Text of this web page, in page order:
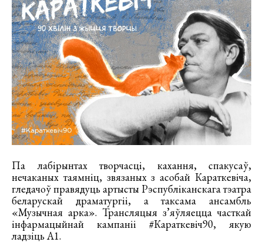
Па лабірынтах творчасці, кахання, спакусаў,
нечаканых таямніц, звязаных з асобай Караткевіча,
гледачоў правядуць артысты Рэспубліканскага тэатра
беларускай драматургіі, а таксама ансамбль
«Музычная арка». Трансляцыя з’яўляецца часткай
інфармацыйнай кампаніі #Караткевіч90, якую
ладзіць А1.